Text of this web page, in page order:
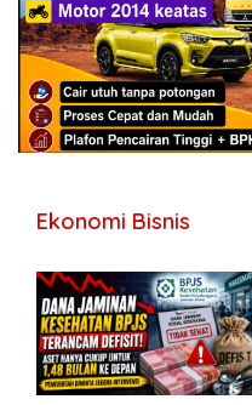
Ekonomi Bisnis